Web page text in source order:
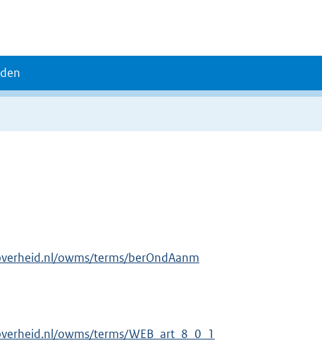
owms/terms/berOndAanm
owms/terms/WEB_art_8_0_1